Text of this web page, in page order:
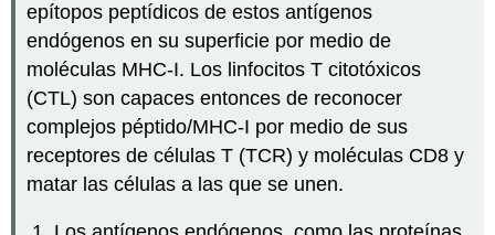
epítopos peptídicos de estos antígenos
endógenos en su superficie por medio de
moléculas MHC-I. Los linfocitos T citotóxicos
(CTL) son capaces entonces de reconocer
complejos péptido/MHC-I por medio de sus
receptores de células T (TCR) y moléculas CD8 y
matar las células a las que se unen.